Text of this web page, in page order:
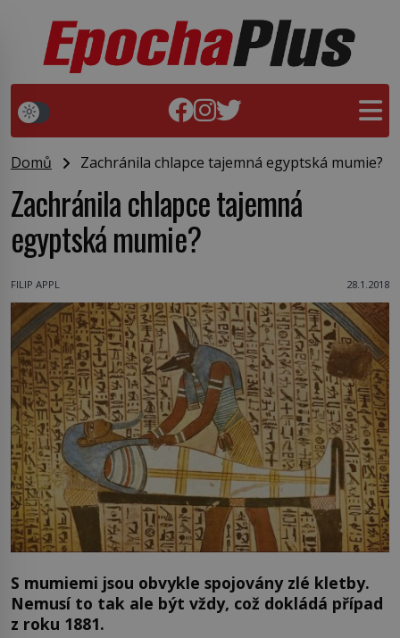
Domů Zachránila chlapce tajemná egyptská mumie?
Zachránila chlapce tajemná
egyptská mumie?
FILIP APPL 28.1.2018
S mumiemi jsou obvykle spojovány zlé kletby.
Nemusí to tak ale být vždy, což dokládá případ
z roku 1881.